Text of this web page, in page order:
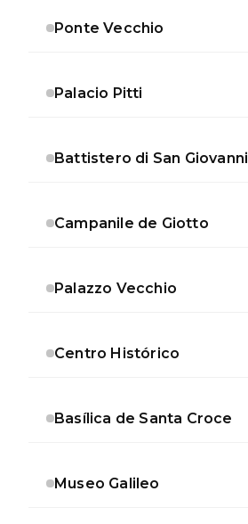
Ponte Vecchio
Palacio Pitti
Battistero di San Giovanni
Campanile de Giotto
Palazzo Vecchio
Centro Histórico
Basílica de Santa Croce
Museo Galileo